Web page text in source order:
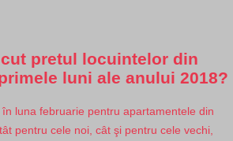
pretul locuintelor din
luni ale anului 2018?
luna februarie pentru apartamentele din
pentru cele noi, cât şi pentru cele vechi,